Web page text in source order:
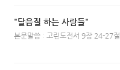
"달음질 하는 사람들"
본문말씀 : 고린도전서 9장 24-27절